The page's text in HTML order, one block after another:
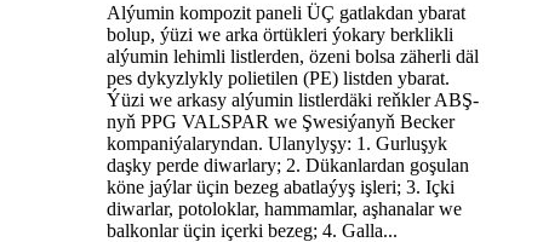
Alýumin kompozit paneli ÜÇ gatlakdan ybarat
bolup, ýüzi we arka örtükleri ýokary berklikli
alýumin lehimli listlerden, özeni bolsa zäherli däl
pes dykyzlykly polietilen (PE) listden ybarat.
Ýüzi we arkasy alýumin listlerdäki reňkler ABŞ-
nyň PPG VALSPAR we Şwesiýanyň Becker
kompaniýalaryndan. Ulanylyşy: 1. Gurluşyk
daşky perde diwarlary; 2. Dükanlardan goşulan
köne jaýlar üçin bezeg abatlaýyş işleri; 3. Içki
diwarlar, potoloklar, hammamlar, aşhanalar we
balkonlar üçin içerki bezeg; 4. Galla...